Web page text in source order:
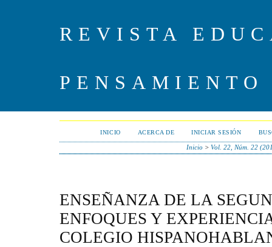
REVISTA
PENSAMIENTO
INICIO ACERCA DE INICIAR SESIÓN
Inicio> Vol. 22, Núm. 22
ENSEÑANZA DE LA
ENFOQUES Y
COLEGIO